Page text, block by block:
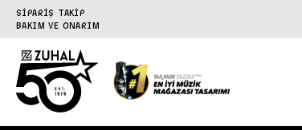
SİPARİŞ TAKİP
BAKIM VE ONARIM